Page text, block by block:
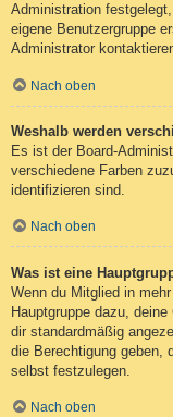
Administration
eigene Benutzergruppe
Administrator
Nach oben
Weshalb werden
Es ist der Board-
verschiedene Farben
identifizieren sind.
Nach oben
Was ist eine
Wenn du Mitglied in
Hauptgruppe dazu,
dir standardmäßig
die Berechtigung geben,
selbst festzulegen.
Nach oben